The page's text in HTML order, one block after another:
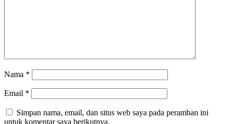
Nama *
Email *
Simpan nama, email, dan situs web saya pada peramban ini
untuk komentar saya berikutnya.